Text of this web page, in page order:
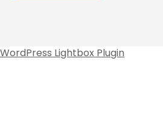
WordPress Lightbox Plugin